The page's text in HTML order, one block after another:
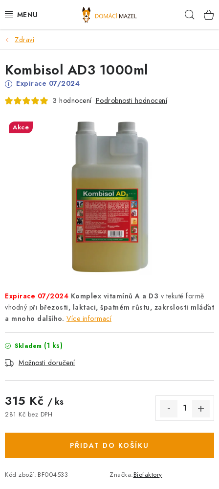
na
DOPORUČUJEME
VÝPRODEJ SKLADU
HODNOCENÍ OBCHODU
DOPRAVA PO OSTRAVĚ, HLUČÍNĚ A OKOLÍ
Kontakt Možnosti dopravy
Obchodní podmínky
Věrnostní slevy
Zdraví
Expirace 07/2024 Komplex vitamínů A a D3 v tekuté formě
vhodný při březosti, laktaci, špatném růstu, zakrslosti mláďat
a mnoho dalšího. Více informací
Skladem (1 ks)
Možnosti doručení
315 Kč / ks
281 Kč bez DPH
PŘIDAT DO KOŠÍKU
Kód zboží: BF004533 Značka:Biofaktory
Kombisol AD3 1000ml
Expirace 07/2024
3 hodnocení Podrobnosti hodnocení
Akce